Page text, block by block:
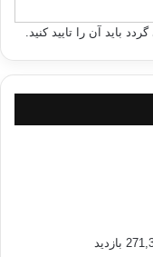
باید آن را تایید کنید.